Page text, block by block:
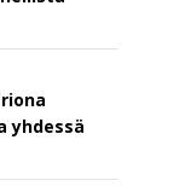
yhdessä